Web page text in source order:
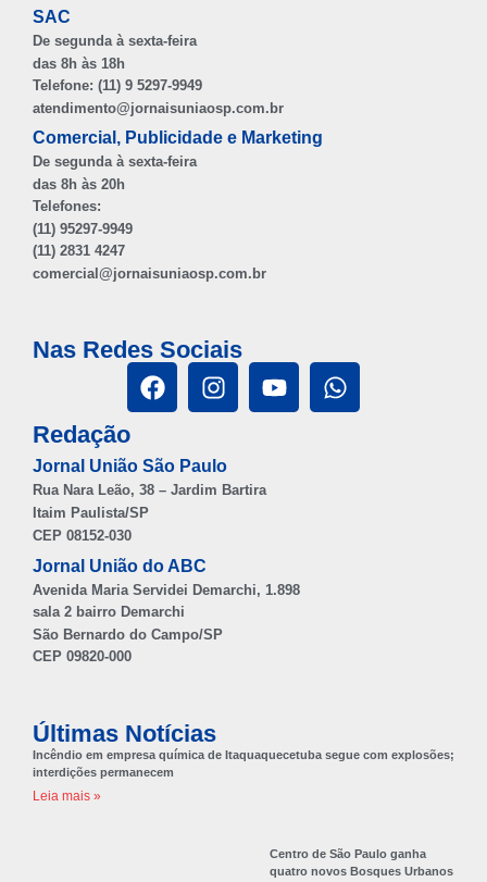
SAC
De segunda à sexta-feira
das 8h às 18h
Telefone: (11) 9 5297-9949
atendimento@jornaisuniaosp.com.br
Comercial, Publicidade e Marketing
De segunda à sexta-feira
das 8h às 20h
Telefones:
(11) 95297-9949
(11) 2831 4247
comercial@jornaisuniaosp.com.br
Nas Redes Sociais
Redação
Jornal União São Paulo
Rua Nara Leão, 38 – Jardim Bartira
Itaim Paulista/SP
CEP 08152-030
Jornal União do ABC
Avenida Maria Servidei Demarchi, 1.898
sala 2 bairro Demarchi
São Bernardo do Campo/SP
CEP 09820-000
Últimas Notícias
Incêndio em empresa química de Itaquaquecetuba segue com explosões;
interdições permanecem
Leia mais »
Centro de São Paulo ganha
quatro novos Bosques Urbanos